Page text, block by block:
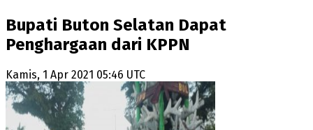
Bupati Buton Selatan Dapat
Penghargaan dari KPPN
Kamis, 1 Apr 2021 05:46 UTC